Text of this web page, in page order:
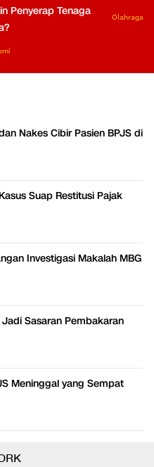
Penyerap Tenaga
Olahraga
Nakes Cibir Pasien BPJS di
Suap Restitusi Pajak
Investigasi Makalah MBG
Sasaran Pembakaran
Meninggal yang Sempat